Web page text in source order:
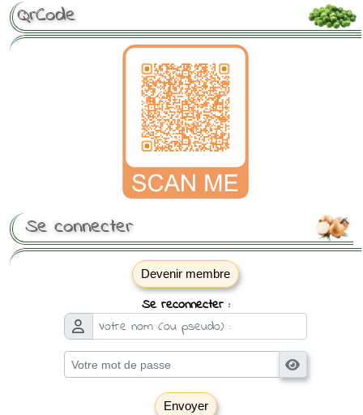
QrCode

Se connecter
Devenir membre
Se reconnecter :
Envoyer